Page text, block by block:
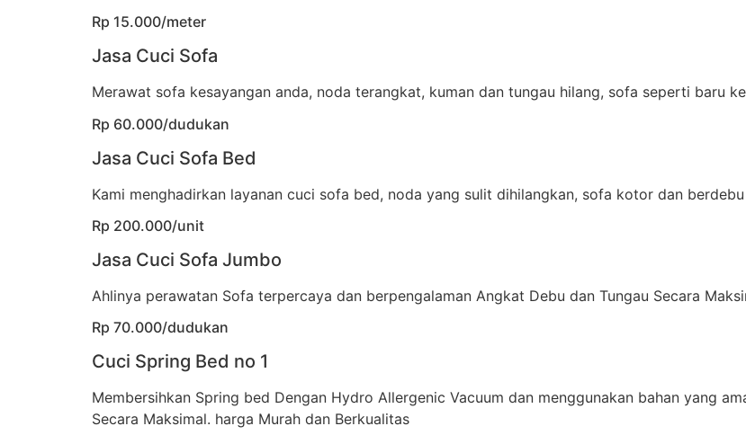
Rp 15.000/meter
Jasa Cuci Sofa
Merawat sofa kesayangan anda, noda terangkat, kuman dan tungau hilang, sofa seperti baru
Rp 60.000/dudukan
Jasa Cuci Sofa Bed
Kami menghadirkan layanan cuci sofa bed, noda yang sulit dihilangkan, sofa kotor dan
Rp 200.000/unit
Jasa Cuci Sofa Jumbo
Ahlinya perawatan Sofa terpercaya dan berpengalaman Angkat Debu dan Tungau Secara
Rp 70.000/dudukan
Cuci Spring Bed no 1
Membersihkan Spring bed Dengan Hydro Allergenic Vacuum dan menggunakan bahan yang
Secara Maksimal. harga Murah dan Berkualitas